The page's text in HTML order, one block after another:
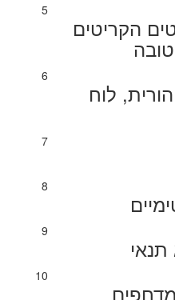
5
הקריטים
6
לוח
7
8
9
10